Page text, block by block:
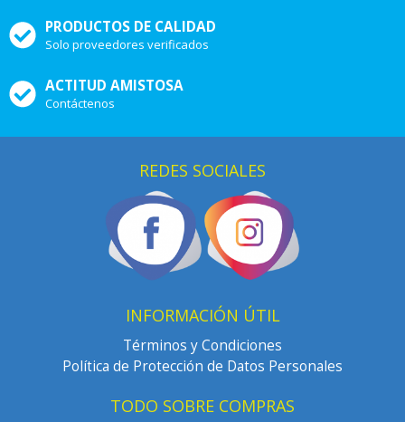
PRODUCTOS DE CALIDAD
Solo proveedores verificados
ACTITUD AMISTOSA
Contáctenos
REDES SOCIALES
INFORMACIÓN ÚTIL
Términos y Condiciones
Política de Protección de Datos Personales
TODO SOBRE COMPRAS